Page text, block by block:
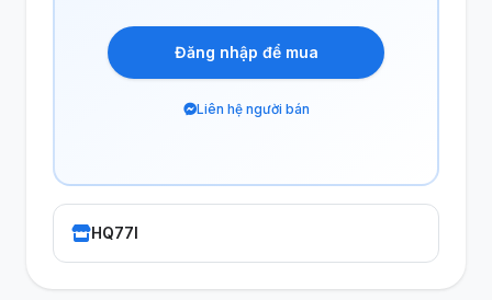
Đăng nhập để mua
Liên hệ người bán
HQ77I